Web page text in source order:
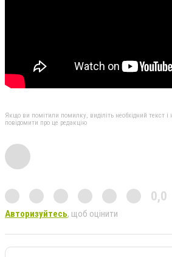
Якщо ви помітили помилку, виділіть необхідний текст і
повідомити про це редакцію
0,0
Авторизуйтесь, щоб оцінити